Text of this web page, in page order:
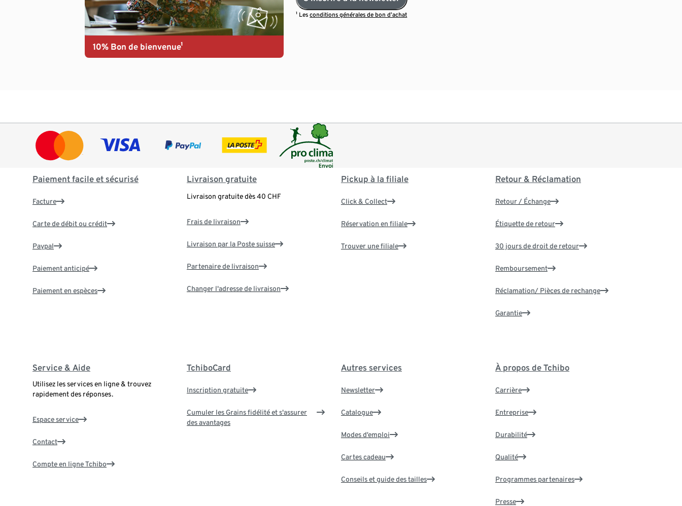
10% Bon de bienvenue¹
¹ Lesconditions générales de bon d’achat
Paiement facile et sécurisé
Facture
Carte de débit ou crédit
Paypal
Paiement anticipé
Paiement en espèces
Livraison gratuite
Livraison gratuite dès 40 CHF
Frais de livraison
Livraison par la Poste suisse
Partenaire de livraison
Changer l'adresse de livraison
Pickup à la filiale
Click & Collect
Réservation en filiale
Trouver une filiale
Retour & Réclamation
Retour / Échange
Étiquette de retour
30 jours de droit de retour
Remboursement
Réclamation/ Pièces de rechange
Garantie
Service & Aide
Utilisez les services en ligne & trouvez
rapidement des réponses.
Espace service
Contact
Compte en ligne Tchibo
TchiboCard
Inscription gratuite
Cumuler les Grains fidélité et s'assurer
des avantages
Autres services
Newsletter
Catalogue
Modes d’emploi
Cartes cadeau
Conseils et guide des tailles
À propos de Tchibo
Carrière
Entreprise
Durabilité
Qualité
Programmes partenaires
Presse